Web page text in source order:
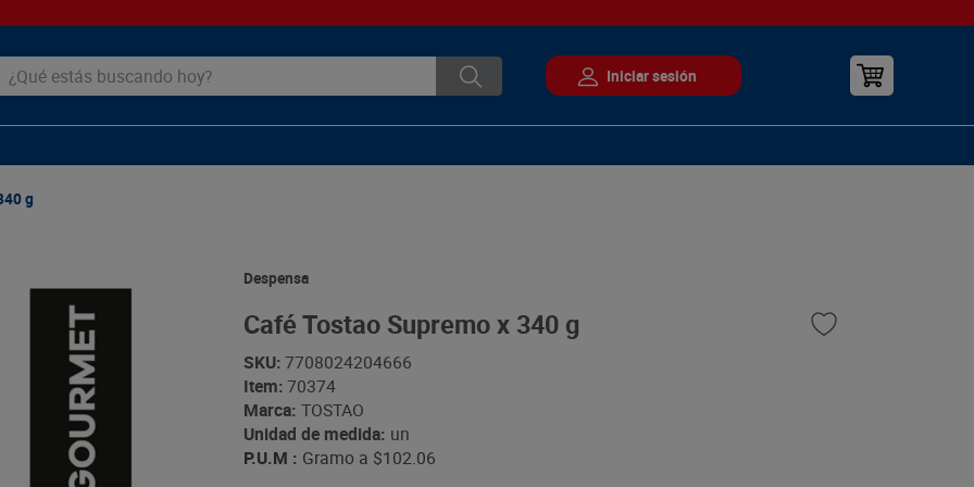
estás buscando hoy?
g
Despensa
Café Tostao Supremo x 340 g
SKU: 7708024204666
Item: 70374
Marca: TOSTAO
Unidad de medida: un
P.U.M : Gramo a $102.06